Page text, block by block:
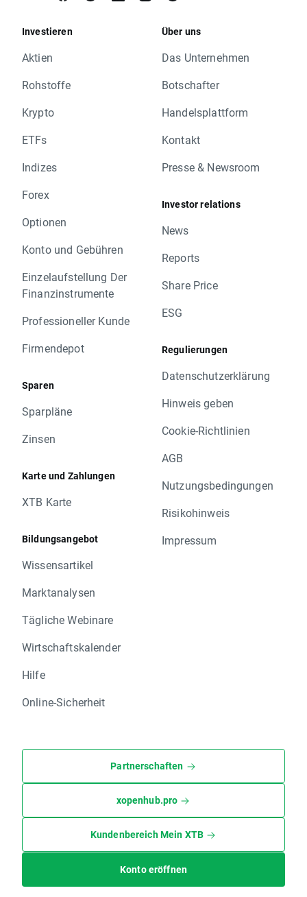
Investieren
Aktien
Rohstoffe
Krypto
ETFs
Indizes
Forex
Optionen
Konto und Gebühren
Einzelaufstellung Der
Finanzinstrumente
Professioneller Kunde
Firmendepot
Sparen
Sparpläne
Zinsen
Karte und Zahlungen
XTB Karte
Bildungsangebot
Wissensartikel
Marktanalysen
Tägliche Webinare
Wirtschaftskalender
Hilfe
Online-Sicherheit
Über uns
Das Unternehmen
Botschafter
Handelsplattform
Kontakt
Presse & Newsroom
Investor relations
News
Reports
Share Price
ESG
Regulierungen
Datenschutzerklärung
Hinweis geben
Cookie-Richtlinien
AGB
Nutzungsbedingungen
Risikohinweis
Impressum
Partnerschaften
xopenhub.pro
Kundenbereich Mein XTB
Konto eröffnen